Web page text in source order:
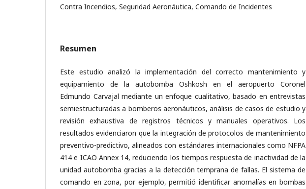
Contra Incendios, Seguridad Aeronáutica, Comando de Incidentes
Resumen
Este estudio analizó la implementación del correcto mantenimiento y
equipamiento de la autobomba Oshkosh en el aeropuerto Coronel
Edmundo Carvajal mediante un enfoque cualitativo, basado en entrevistas
semiestructuradas a bomberos aeronáuticos, análisis de casos de estudio y
revisión exhaustiva de registros técnicos y manuales operativos. Los
resultados evidenciaron que la integración de protocolos de mantenimiento
preventivo-predictivo, alineados con estándares internacionales como NFPA
414 e ICAO Annex 14, reduciendo los tiempos respuesta de inactividad de la
unidad autobomba gracias a la detección temprana de fallas. El sistema de
comando en zona, por ejemplo, permitió identificar anomalías en bombas